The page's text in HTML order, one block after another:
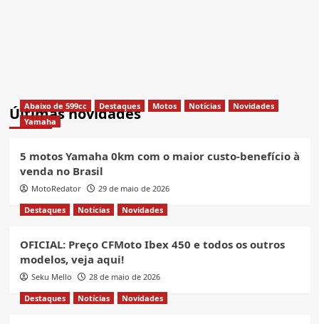
Últimas novidades
Abaixo de 599cc Destaques Motos Notícias
Novidades
Yamaha
5 motos Yamaha 0km com o maior custo-benefício à
venda no Brasil
MotoRedator
29 de maio de 2026
Destaques
Notícias Novidades
OFICIAL: Preço CFMoto Ibex 450 e todos os outros
modelos, veja aqui!
Seku Mello
28 de maio de 2026
Destaques
Notícias Novidades